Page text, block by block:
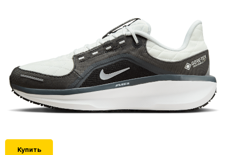
Купить